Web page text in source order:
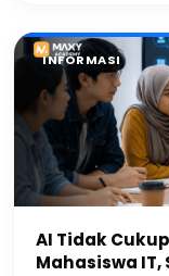
INFORMASI
AI Tidak
Mahasiswa IT,